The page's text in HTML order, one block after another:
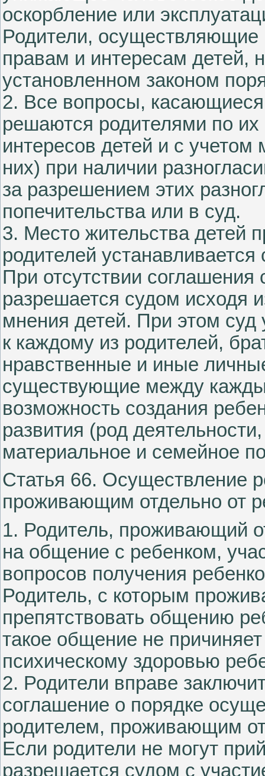
оскорбление или
Родители, осуществляющие
правам и интересам детей,
установленном законом
2. Все вопросы,
решаются родителями по
интересов детей и с
них) при наличии
за разрешением этих
попечительства или в суд.
3. Место жительства детей
родителей
При отсутствии
разрешается судом исходя
мнения детей. При этом суд
к каждому из родителей,
нравственные и иные
существующие между
возможность создания
развития (род
материальное и семейное
Статья 66. Осуществление
проживающим отдельно от
1. Родитель, проживающий
на общение с ребенком,
вопросов получения
Родитель, с которым
препятствовать общению
такое общение не
психическому здоровью
2. Родители вправе
соглашение о порядке
родителем, проживающим
Если родители не могут
разрешается судом с